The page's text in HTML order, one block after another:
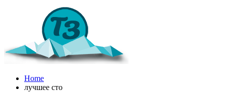
Home
лучшее сто